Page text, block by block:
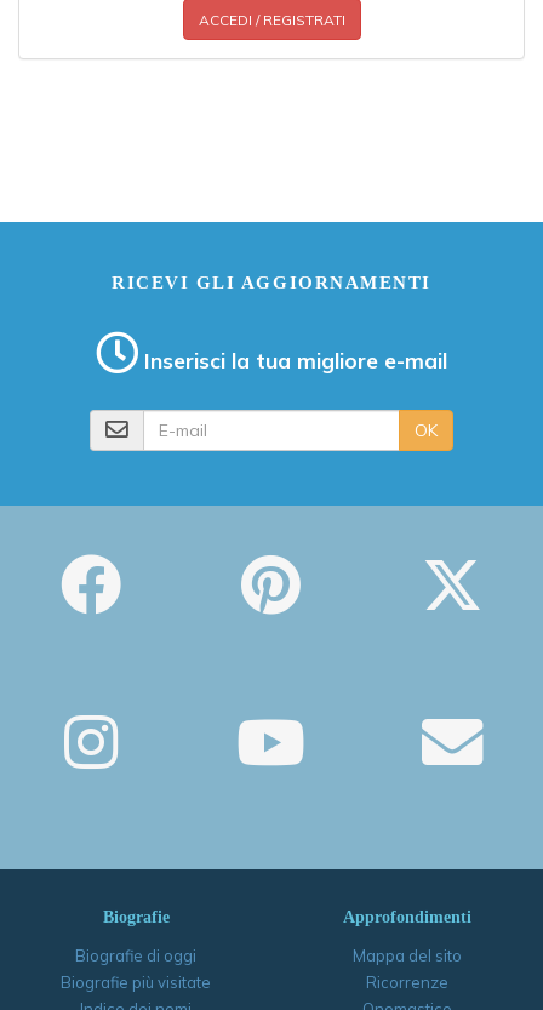
ACCEDI / REGISTRATI
RICEVI GLI AGGIORNAMENTI
Inserisci la tua migliore e-mail
OK
Biografie
Biografie di oggi
Biografie più visitate
Approfondimenti
Mappa del sito
Ricorrenze